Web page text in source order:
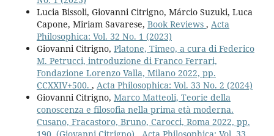
Lucia Bissoli, Giovanni Citrigno, Márcio Suzuki, Luca
Capone, Miriam Savarese, Book Reviews , Acta
Philosophica: Vol. 32 No. 1 (2023)
Giovanni Citrigno, Platone, Timeo, a cura di Federico
M. Petrucci, introduzione di Franco Ferrari,
Fondazione Lorenzo Valla, Milano 2022, pp.
CCXXIV+500. , Acta Philosophica: Vol. 33 No. 2 (2024)
Giovanni Citrigno, Marco Matteoli, Teorie della
conoscenza e filosofia nella prima età moderna.
Cusano, Fracastoro, Bruno, Carocci, Roma 2022, pp.